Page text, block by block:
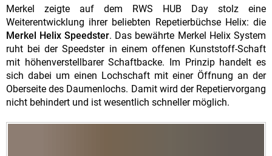
Merkel zeigte auf dem RWS HUB Day stolz eine
Weiterentwicklung ihrer beliebten Repetierbüchse Helix: die
Merkel Helix Speedster. Das bewährte Merkel Helix System
ruht bei der Speedster in einem offenen Kunststoff-Schaft
mit höhenverstellbarer Schaftbacke. Im Prinzip handelt es
sich dabei um einen Lochschaft mit einer Öffnung an der
Oberseite des Daumenlochs. Damit wird der Repetiervorgang
nicht behindert und ist wesentlich schneller möglich.